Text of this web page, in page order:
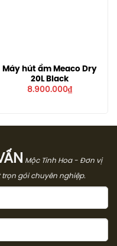
Máy hút ẩm Meaco Dry
20L Black
8.900.000₫
Mộc Tinh Hoa - Đơn vị
gói chuyên nghiệp.